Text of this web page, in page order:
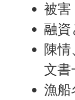
被害
融資
陳情
文書
漁船